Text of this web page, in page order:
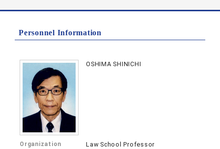
Personnel Information
OSHIMA SHINICHI
Organization Law School Professor